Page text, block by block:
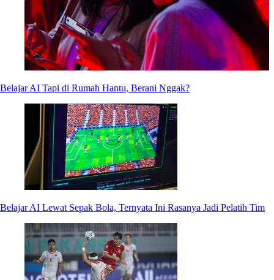
Belajar AI Tapi di Rumah Hantu, Berani Nggak?
Belajar AI Lewat Sepak Bola, Ternyata Ini Rasanya Jadi Pelatih Tim